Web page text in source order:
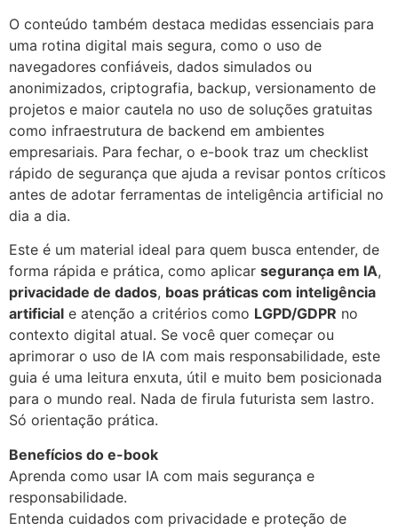
O conteúdo também destaca medidas essenciais para
uma rotina digital mais segura, como o uso de
navegadores confiáveis, dados simulados ou
anonimizados, criptografia, backup, versionamento de
projetos e maior cautela no uso de soluções gratuitas
como infraestrutura de backend em ambientes
empresariais. Para fechar, o e-book traz um checklist
rápido de segurança que ajuda a revisar pontos críticos
antes de adotar ferramentas de inteligência artificial no
dia a dia.
Este é um material ideal para quem busca entender, de
forma rápida e prática, como aplicar segurança em IA,
privacidade de dados, boas práticas com inteligência
artificial e atenção a critérios como LGPD/GDPR no
contexto digital atual. Se você quer começar ou
aprimorar o uso de IA com mais responsabilidade, este
guia é uma leitura enxuta, útil e muito bem posicionada
para o mundo real. Nada de firula futurista sem lastro.
Só orientação prática.
Benefícios do e-book
Aprenda como usar IA com mais segurança e
responsabilidade.
Entenda cuidados com privacidade e proteção de